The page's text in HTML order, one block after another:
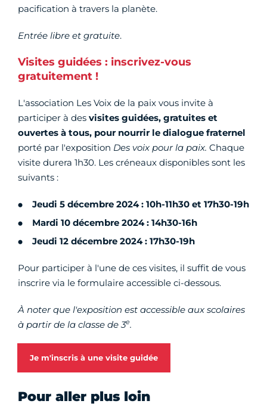
pacification à travers la planète.
Entrée libre et gratuite.
Visites guidées : inscrivez-vous
gratuitement !
L'association Les Voix de la paix vous invite à
participer à des visites guidées, gratuites et
ouvertes à tous, pour nourrir le dialogue fraternel
porté par l'exposition Des voix pour la paix. Chaque
visite durera 1h30. Les créneaux disponibles sont les
suivants :
Jeudi 5 décembre 2024 : 10h-11h30 et 17h30-19h
Mardi 10 décembre 2024 : 14h30-16h
Jeudi 12 décembre 2024 : 17h30-19h
Pour participer à l'une de ces visites, il suffit de vous
inscrire via le formulaire accessible ci-dessous.
À noter que l'exposition est accessible aux scolaires
à partir de la classe de 3e.
Je m'inscris à une visite guidée
Pour aller plus loin